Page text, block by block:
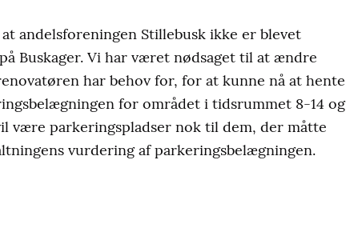
andelsforeningen Stillebusk ikke er blevet
Buskager. Vi har været nødsaget til at ændre
har behov for, for at kunne nå at hente
for området i tidsrummet 8-14 og
være parkeringspladser nok til dem, der måtte
vurdering af parkeringsbelægningen.